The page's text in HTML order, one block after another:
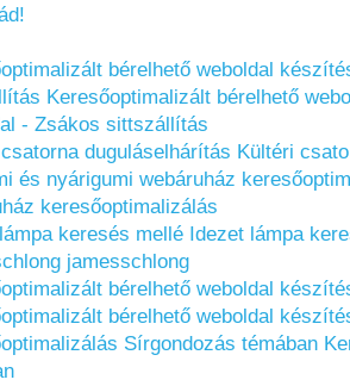
bérelhető weboldal
Keresőoptimalizált bérelhető
- Zsákos sittszállítás
duguláselhárítás Kültéri
és nyárigumi webáruház
keresőoptimalizálás
keresés mellé Idezet lámpa
jamesschlong
bérelhető weboldal
bérelhető weboldal
Sírgondozás témában